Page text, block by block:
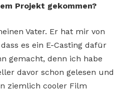
Projekt gekommen?
Vater. Er hat mir von
es ein E-Casting dafür
gemacht, denn ich habe
davor schon gelesen und
ziemlich cooler Film